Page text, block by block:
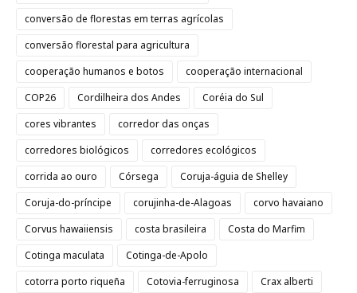
conversão de florestas em terras agrícolas
conversão florestal para agricultura
cooperação humanos e botos
cooperação internacional
COP26
Cordilheira dos Andes
Coréia do Sul
cores vibrantes
corredor das onças
corredores biológicos
corredores ecológicos
corrida ao ouro
Córsega
Coruja-águia de Shelley
Coruja-do-príncipe
corujinha-de-Alagoas
corvo havaiano
Corvus hawaiiensis
costa brasileira
Costa do Marfim
Cotinga maculata
Cotinga-de-Apolo
cotorra porto riqueña
Cotovia-ferruginosa Crax alberti